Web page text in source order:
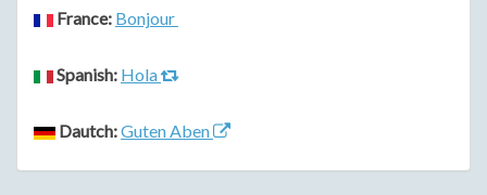
France: Bonjour
Spanish: Hola
Dautch:Guten Aben